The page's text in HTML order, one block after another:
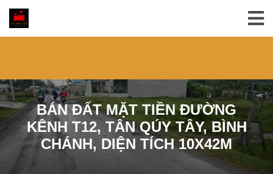
BÁN ĐẤT MẶT TIỀN ĐƯỜNG
KÊNH T12, TÂN QÚY TÂY, BÌNH
CHÁNH, DIỆN TÍCH 10X42M